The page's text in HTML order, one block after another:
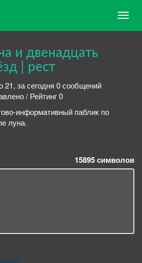
и двенадцать
| рест
21, за сегодня 0 сообщений
/ Рейтинг 0
информативный паблик по
луна.
15895символов